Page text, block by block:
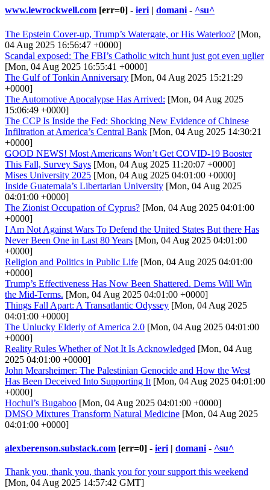
www.lewrockwell.com [err=0] - ieri | domani - ^su^
The Epstein Cover-up, Trump’s Watergate, or His Waterloo? [Mon,
04 Aug 2025 16:56:47 +0000]
Scandal exposed: The FBI’s Catholic witch hunt just got even uglier
[Mon, 04 Aug 2025 16:55:41 +0000]
The Gulf of Tonkin Anniversary [Mon, 04 Aug 2025 15:21:29
+0000]
The Automotive Apocalypse Has Arrived: [Mon, 04 Aug 2025
15:06:49 +0000]
The CCP Is Inside the Fed: Shocking New Evidence of Chinese
Infiltration at America’s Central Bank [Mon, 04 Aug 2025 14:30:21
+0000]
GOOD NEWS! Most Americans Won’t Get COVID-19 Booster
This Fall, Survey Says [Mon, 04 Aug 2025 11:20:07 +0000]
Mises University 2025 [Mon, 04 Aug 2025 04:01:00 +0000]
Inside Guatemala’s Libertarian University [Mon, 04 Aug 2025
04:01:00 +0000]
The Zionist Occupation of Cyprus? [Mon, 04 Aug 2025 04:01:00
+0000]
I Am Not Against Wars To Defend the United States But there Has
Never Been One in Last 80 Years [Mon, 04 Aug 2025 04:01:00
+0000]
Religion and Politics in Public Life [Mon, 04 Aug 2025 04:01:00
+0000]
Trump’s Effectiveness Has Now Been Shattered. Dems Will Win
the Mid-Terms. [Mon, 04 Aug 2025 04:01:00 +0000]
Things Fall Apart: A Transatlantic Odyssey [Mon, 04 Aug 2025
04:01:00 +0000]
The Unlucky Elderly of America 2.0 [Mon, 04 Aug 2025 04:01:00
+0000]
Reality Rules Whether of Not It Is Acknowledged [Mon, 04 Aug
2025 04:01:00 +0000]
John Mearsheimer: The Palestinian Genocide and How the West
Has Been Deceived Into Supporting It [Mon, 04 Aug 2025 04:01:00
+0000]
Hochul’s Bugaboo [Mon, 04 Aug 2025 04:01:00 +0000]
DMSO Mixtures Transform Natural Medicine [Mon, 04 Aug 2025
04:01:00 +0000]
alexberenson.substack.com [err=0] - ieri | domani - ^su^
Thank you, thank you, thank you for your support this weekend
[Mon, 04 Aug 2025 14:57:42 GMT]